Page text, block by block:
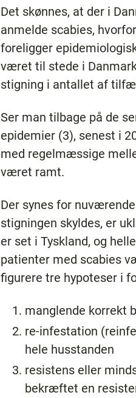
Det skønnes, at der i
anmelde scabies,
foreligger
været til stede i
stigning i antallet af
Ser man tilbage på de
epidemier (3), senest i
med regelmæssige
været ramt.
Der synes for
stigningen skyldes, er
er set i Tyskland, og
patienter med scabies
figurere tre hypoteser i
manglende korrekt
re-infestation
hele husstanden
resistens eller
bekræftet en